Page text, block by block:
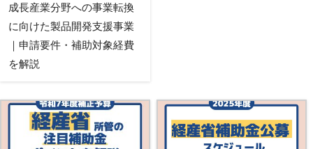
成長産業分野への事業転換
に向けた製品開発支援事業
｜申請要件・補助対象経費
を解説